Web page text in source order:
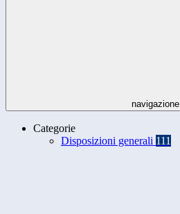
navigazione
Categorie
Disposizioni generali 111